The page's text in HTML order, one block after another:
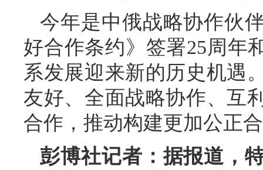
今年是中俄战略协作伙
好合作条约》签署25周年
系发展迎来新的历史机遇
友好、全面战略协作、互
合作，推动构建更加公正
彭博社记者：据报道，